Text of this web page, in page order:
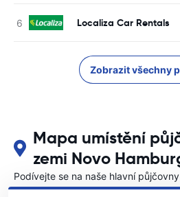
Localiza Car Rentals
Zobrazit všechny
Mapa umístění
zemi Novo
Podívejte se na naše hlavní
Hamburgo